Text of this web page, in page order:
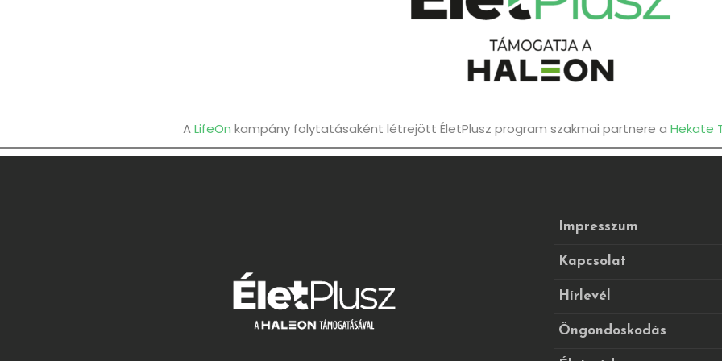
ALifeOn kampány folytatásaként létrejött ÉletPlusz program szakmai partnere a Hekate
Impresszum
Kapcsolat
Hírlevél
Öngondoskodás